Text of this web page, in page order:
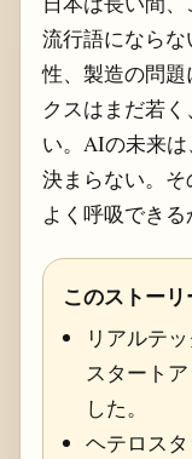
流行語になら
性、製造の問
クスはまだ若
い。AIの未来
決まらない。
よく呼吸できる
このストー
リアルテ
スタート
した。
ヘテロス